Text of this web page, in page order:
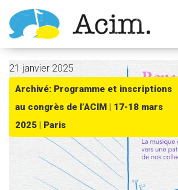
Ouvrir la barre d’outils
21 janvier 2025
Archivé: Programme et inscriptions
au congrès de l’ACIM | 17-18 mars
2025 | Paris